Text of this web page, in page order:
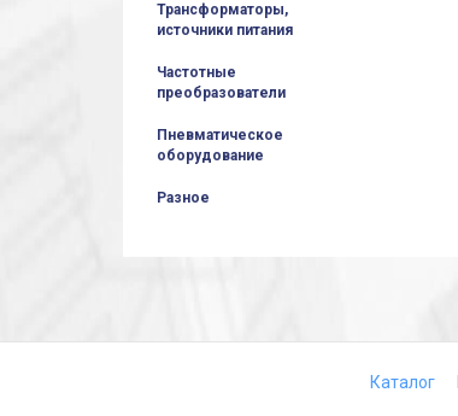
Трансформаторы,
источники питания
Частотные
преобразователи
Пневматическое
оборудование
Разное
Каталог